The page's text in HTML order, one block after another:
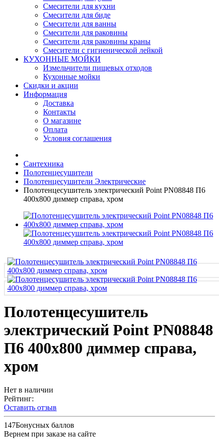
Смесители для кухни
Смесители для биде
Смесители для ванны
Смесители для раковины
Смесители для раковины краны
Смесители с гигиенической лейкой
КУХОННЫЕ МОЙКИ
Измельчители пищевых отходов
Кухонные мойки
Скидки и акции
Информация
Доставка
Контакты
О магазине
Оплата
Условия соглашения
Сантехника
Полотенцесушители
Полотенцесушители Электрические
Полотенцесушитель электрический Point PN08848 П6
400x800 диммер справа, хром
Полотенцесушитель
электрический Point PN08848
П6 400x800 диммер справа,
хром
Нет в наличии
Рейтинг:
Оставить отзыв
147Бонусных баллов
Вернем при заказе на сайте